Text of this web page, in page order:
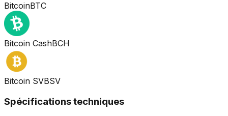
BitcoinBTC
Bitcoin CashBCH
Bitcoin SVBSV
Spécifications techniques